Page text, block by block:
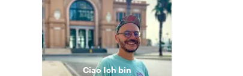
CiaoIch bin